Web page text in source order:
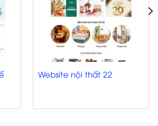
Website nội thất 22